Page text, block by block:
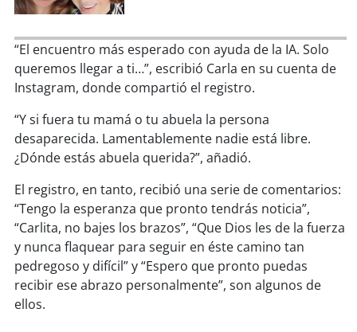
soysancarlos
soyconcepción
soycoronel
soy arauco
soytemuco
soy
“El encuentro más esperado con ayuda de la IA. Solo
queremos llegar a ti…”, escribió Carla en su cuenta de
Instagram, donde compartió el registro.
“Y si fuera tu mamá o tu abuela la persona
desaparecida. Lamentablemente nadie está libre.
¿Dónde estás abuela querida?”, añadió.
El registro, en tanto, recibió una serie de comentarios:
“Tengo la esperanza que pronto tendrás noticia”,
“Carlita, no bajes los brazos”, “Que Dios les de la fuerza
y nunca flaquear para seguir en éste camino tan
pedregoso y difícil” y “Espero que pronto puedas
recibir ese abrazo personalmente”, son algunos de
ellos.